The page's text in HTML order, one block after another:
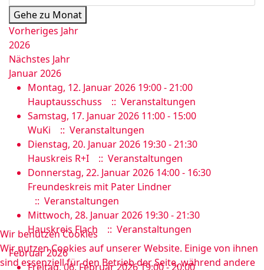
Gehe zu Monat
Vorheriges Jahr
2026
Nächstes Jahr
Januar 2026
Montag, 12. Januar 2026 19:00 - 21:00
Hauptausschuss
:: Veranstaltungen
Samstag, 17. Januar 2026 11:00 - 15:00
WuKi
:: Veranstaltungen
Dienstag, 20. Januar 2026 19:30 - 21:30
Hauskreis R+I
:: Veranstaltungen
Donnerstag, 22. Januar 2026 14:00 - 16:30
Freundeskreis mit Pater Lindner
:: Veranstaltungen
Mittwoch, 28. Januar 2026 19:30 - 21:30
Hauskreis Flach
:: Veranstaltungen
Februar 2026
Freitag, 06. Februar 2026 19:00 - 20:00
Wir benutzen Cookies
Wir nutzen Cookies auf unserer Website. Einige von ihnen
sind essenziell für den Betrieb der Seite, während andere